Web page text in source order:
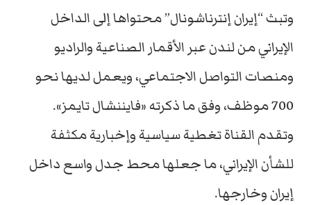
وتبث “إيران إنترناشونال” محتواها إلى الداخل
الإيراني من لندن عبر الأقمار الصناعية والراديو
ومنصات التواصل الاجتماعي، ويعمل لديها نحو
700 موظف، وفق ما ذكرته «فايننشال تايمز».
وتقدم القناة تغطية سياسية وإخبارية مكثفة
للشأن الإيراني، ما جعلها محط جدل واسع داخل
إيران وخارجها.